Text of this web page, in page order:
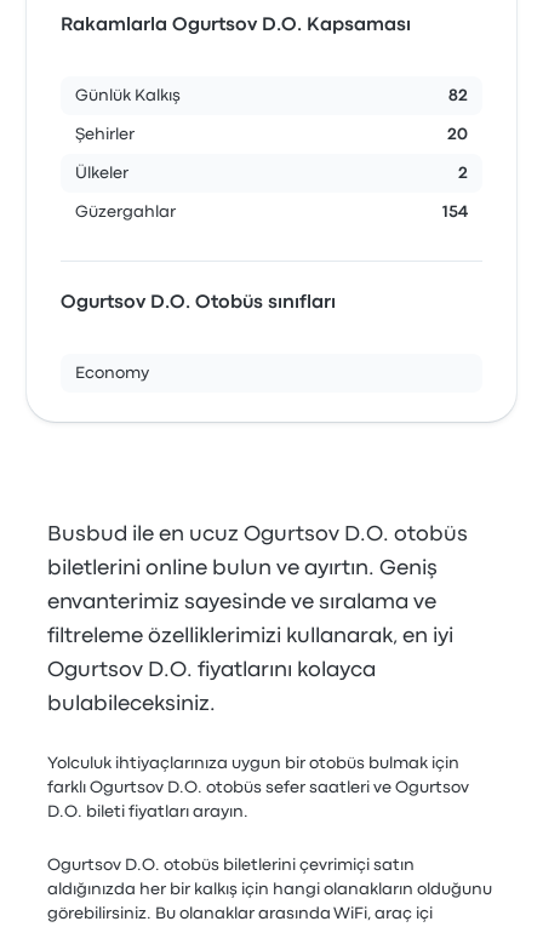
Rakamlarla Ogurtsov D.O. Kapsaması
Günlük Kalkış 82
Şehirler 20
Ülkeler 2
Güzergahlar 154
Ogurtsov D.O. Otobüs sınıfları
Economy
Busbud ile en ucuz Ogurtsov D.O. otobüs
biletlerini online bulun ve ayırtın. Geniş
envanterimiz sayesinde ve sıralama ve
filtreleme özelliklerimizi kullanarak, en iyi
Ogurtsov D.O. fiyatlarını kolayca
bulabileceksiniz.
Yolculuk ihtiyaçlarınıza uygun bir otobüs bulmak için
farklı Ogurtsov D.O. otobüs sefer saatleri ve Ogurtsov
D.O. bileti fiyatları arayın.
Ogurtsov D.O. otobüs biletlerini çevrimiçi satın
aldığınızda her bir kalkış için hangi olanakların olduğunu
görebilirsiniz. Bu olanaklar arasında WiFi, araç içi